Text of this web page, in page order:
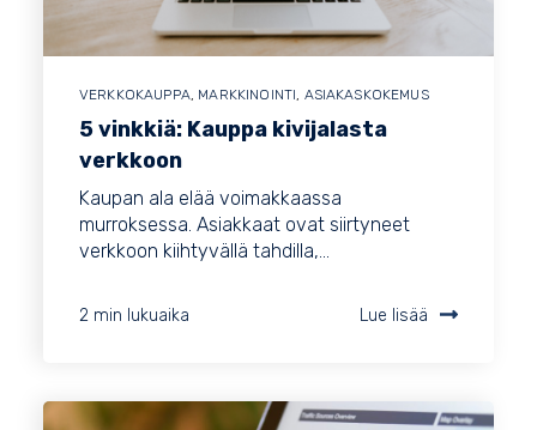
VERKKOKAUPPA, MARKKINOINTI, ASIAKASKOKEMUS
5 vinkkiä: Kauppa kivijalasta
verkkoon
Kaupan ala elää voimakkaassa
murroksessa. Asiakkaat ovat siirtyneet
verkkoon kiihtyvällä tahdilla,...
2 min lukuaika Lue lisää